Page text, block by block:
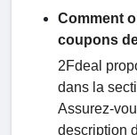
Comment
coupons
2Fdeal
dans la
Assurez-
description